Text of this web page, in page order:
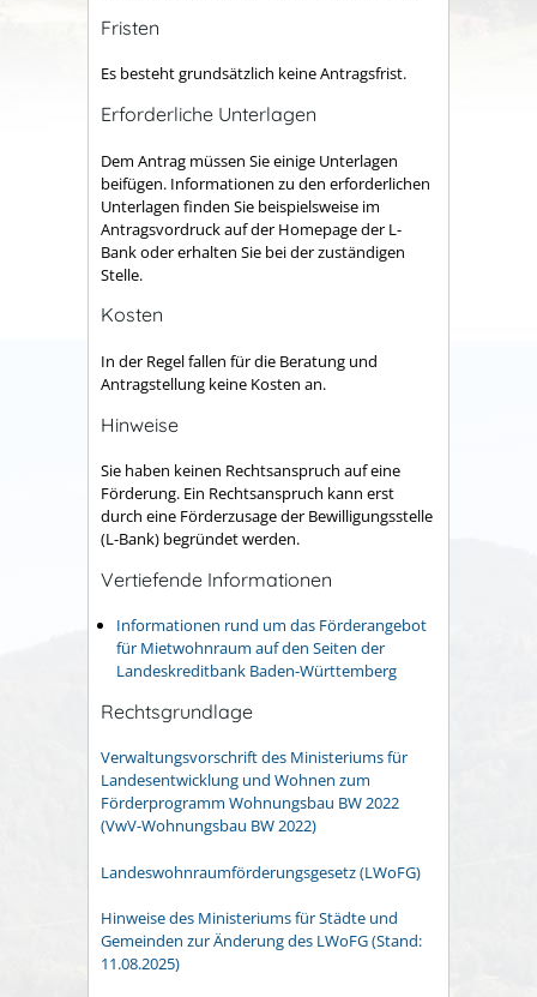
Fristen
Es besteht grundsätzlich keine Antragsfrist.
Erforderliche Unterlagen
Dem Antrag müssen Sie einige Unterlagen
beifügen. Informationen zu den erforderlichen
Unterlagen finden Sie beispielsweise im
Antragsvordruck auf der Homepage der L-
Bank odererhalten Sie bei der zuständigen
Stelle.
Kosten
In der Regel fallen für die Beratung und
Antragstellung keine Kosten an.
Hinweise
Sie haben keinen Rechtsanspruch auf eine
Förderung. Ein Rechtsanspruch kann erst
durch eine Förderzusage der Bewilligungsstelle
(L-Bank) begründet werden.
Vertiefende Informationen
Informationen rund um das Förderangebot
für Mietwohnraum auf den Seiten der
Landeskreditbank Baden-Württemberg
Rechtsgrundlage
Verwaltungsvorschrift des Ministeriums für
Landesentwicklung und Wohnen zum
Förderprogramm Wohnungsbau BW 2022
(VwV-Wohnungsbau BW 2022)
Landeswohnraumförderungsgesetz (LWoFG)
Hinweise des Ministeriums für Städte und
Gemeinden zur Änderung des LWoFG (Stand:
11.08.2025)